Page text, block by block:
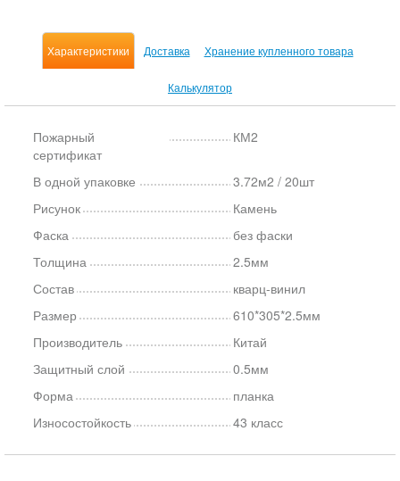
Характеристики Доставка Хранение купленного товара
Калькулятор
Пожарный
сертификат
КМ2
В одной упаковке
3.72м2 / 20шт
Рисунок
Камень
Фаска
без фаски
Толщина
2.5мм
Состав
кварц-винил
Размер
610*305*2.5мм
Производитель
Китай
Защитный слой
0.5мм
Форма
планка
Износостойкость
43 класс